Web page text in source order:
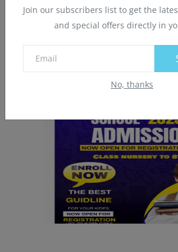
Join our subscribers list to get the
and special offers directly in
No, thanks
Post Comment